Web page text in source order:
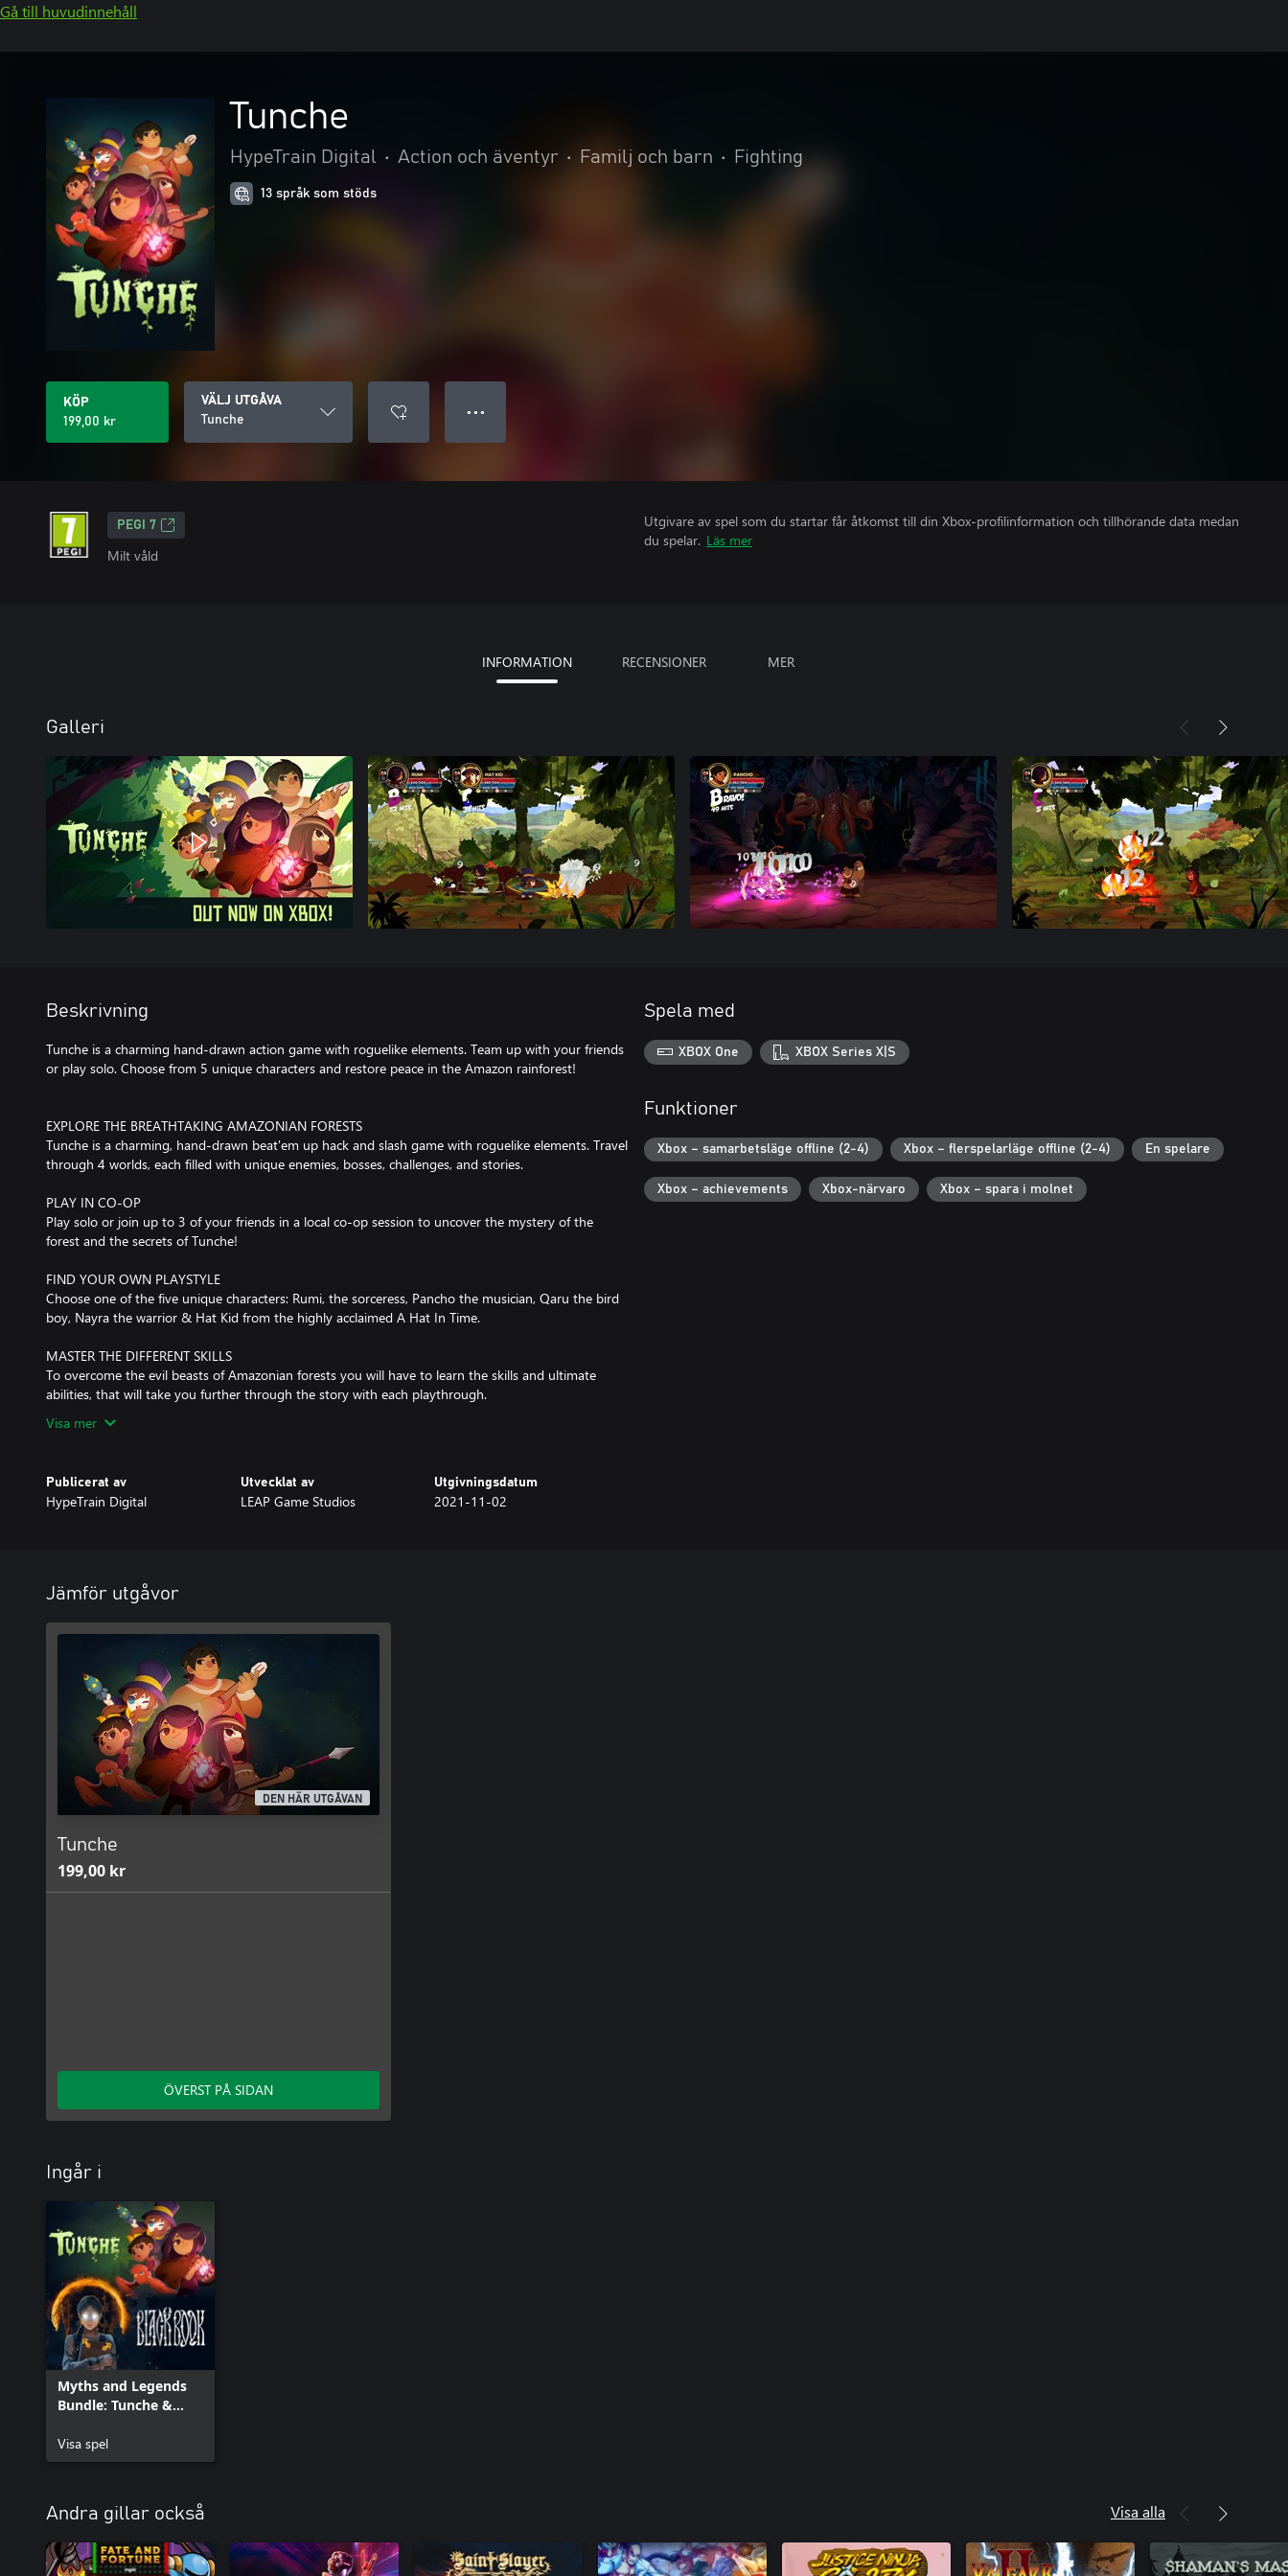
Gå till huvudinnehåll
Tunche
HypeTrain Digital • Action och äventyr • Familj och barn • Fighting
13 språk som stöds
KÖP
199,00 kr
VÄLJ UTGÅVA
Tunche
● ● ●
PEGI 7
Milt våld
Utgivare av spel som du startar får åtkomst till din Xbox-profilinformation och tillhörande data medan
du spelar. Läs mer
INFORMATION RECENSIONER MER
Galleri
Beskrivning
Tunche is a charming hand-drawn action game with roguelike elements. Team up with your friends
or play solo. Choose from 5 unique characters and restore peace in the Amazon rainforest!
EXPLORE THE BREATHTAKING AMAZONIAN FORESTS
Tunche is a charming, hand-drawn beat'em up hack and slash game with roguelike elements. Travel
through 4 worlds, each filled with unique enemies, bosses, challenges, and stories.
PLAY IN CO-OP
Play solo or join up to 3 of your friends in a local co-op session to uncover the mystery of the
forest and the secrets of Tunche!
FIND YOUR OWN PLAYSTYLE
Choose one of the five unique characters: Rumi, the sorceress, Pancho the musician, Qaru the bird
boy, Nayra the warrior & Hat Kid from the highly acclaimed A Hat In Time.
MASTER THE DIFFERENT SKILLS
To overcome the evil beasts of Amazonian forests you will have to learn the skills and ultimate
Visa mer
Publicerat av
HypeTrain Digital
Utvecklat av
LEAP Game Studios
Utgivningsdatum
2021-11-02
Spela med
XBOX One XBOX Series X|S
Funktioner
Xbox – samarbetsläge offline (2-4) Xbox – flerspelarläge offline (2-4) En spelare
Xbox – achievements Xbox-närvaro Xbox – spara i molnet
Jämför utgåvor
DEN HÄR UTGÅVAN
Tunche
199,00 kr
ÖVERST PÅ SIDAN
Ingår i
Myths and Legends
Bundle: Tunche &
Visa spel
Andra gillar också Visa alla